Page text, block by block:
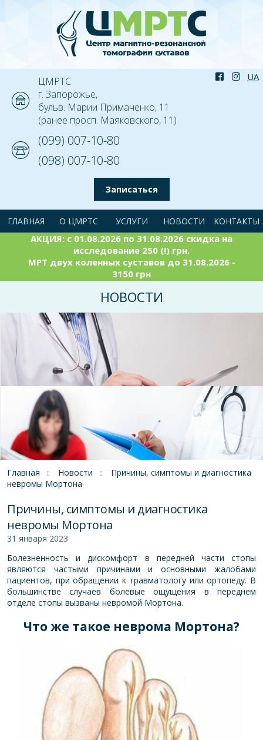
ЦМРТС
г. Запорожье,
бульв. Марии Примаченко, 11
(ранее просп. Маяковского, 11)
(099) 007-10-80
(098) 007-10-80
Записаться
ГЛАВНАЯ О ЦМРТС УСЛУГИ НОВОСТИ КОНТАКТЫ
АКЦИЯ: с 01.08.2026 по 31.08.2026 скидка на
исследование 250 (!) грн.
МРТ двух коленных суставов до 31.08.2026 -
3150 грн
НОВОСТИ
Главная Новости
Причины, симптомы и диагностика
невромы Мортона
Причины, симптомы и диагностика
невромы Мортона
31 января 2023
Болезненность и дискомфорт в передней части стопы
являются частыми причинами и основными жалобами
пациентов, при обращении к травматологу или ортопеду. В
большинстве случаев болевые ощущения в переднем
отделе стопы вызваны невромой Мортона.
Что же такое неврома Мортона?